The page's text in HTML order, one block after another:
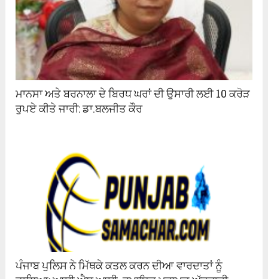
ਮਾਨਸਾ ਅਤੇ ਬਰਨਾਲਾ ਦੇ ਬਿਰਧ ਘਰਾਂ ਦੀ ਉਸਾਰੀ ਲਈ 10 ਕਰੋੜ
ਰੁਪਏ ਕੀਤੇ ਜਾਰੀ: ਡਾ.ਬਲਜੀਤ ਕੌਰ
ਪੰਜਾਬ ਪੁਲਿਸ ਨੇ ਮਿੱਥਕੇ ਕਤਲ ਕਰਨ ਦੀਆ ਵਾਰਦਾਤਾਂ ਨੂੰ